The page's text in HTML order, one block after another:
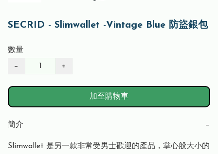
SECRID - Slimwallet -Vintage Blue 防盜銀包
數量
− +
加至購物車
簡介 −
Slimwallet 是另一款非常受男士歡迎的產品，掌心般大小的